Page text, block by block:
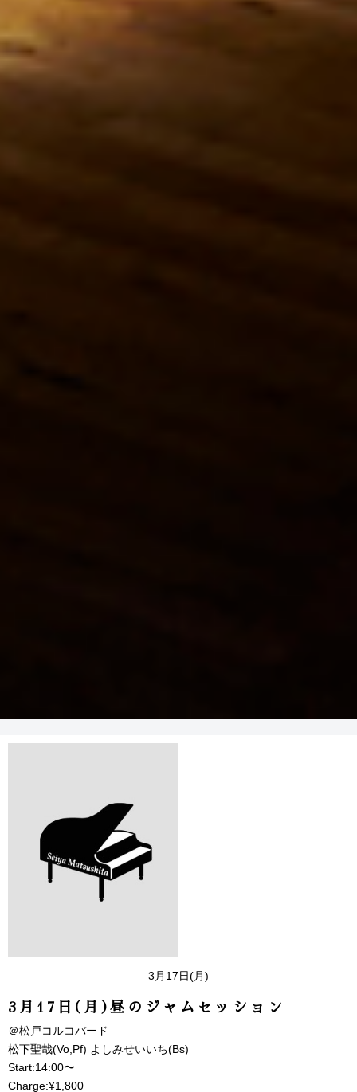
3月17日(月)
3月17日(月)昼のジャムセッション
＠松戸コルコバード
松下聖哉(Vo,Pf) よしみせいいち(Bs)
Start:14:00〜
Charge:¥1,800